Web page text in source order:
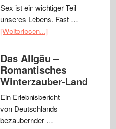
Sex ist ein wichtiger Teil
unseres Lebens. Fast …
[Weiterlesen...]
Das Allgäu –
Romantisches
Winterzauber-Land
Ein Erlebnisbericht
von Deutschlands
bezaubernder …